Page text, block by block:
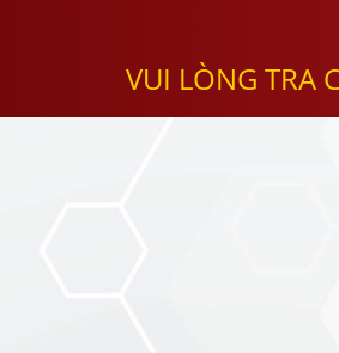
VUI LÒNG TRA